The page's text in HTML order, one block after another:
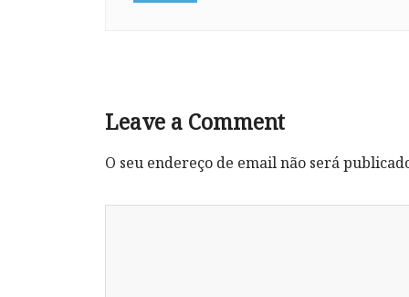
Leave a Comment
O seu endereço de email não será